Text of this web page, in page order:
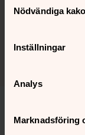
Nödvändiga
Inställningar
Analys
Marknadsföring
E-post: